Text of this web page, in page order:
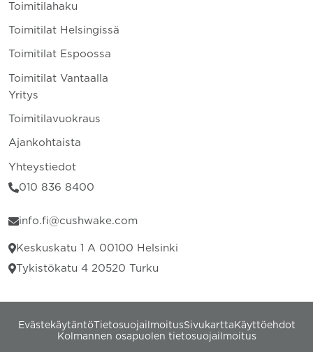
Toimitilahaku
Toimitilat Helsingissä
Toimitilat Espoossa
Toimitilat Vantaalla
Yritys
Toimitilavuokraus
Ajankohtaista
Yhteystiedot
010 836 8400
info.fi@cushwake.com
Keskuskatu 1 A 00100 Helsinki
Tykistökatu 4 20520 Turku
EvästekäytäntöTietosuojailmoitusSivukartta Käyttöehdot
Kolmannen osapuolen tietosuojailmoitus